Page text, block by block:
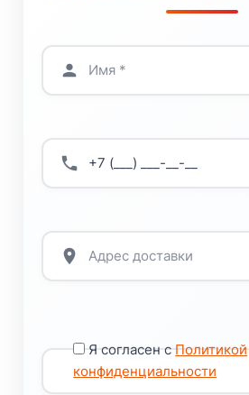
Я согласен сПолитикой
конфиденциальности